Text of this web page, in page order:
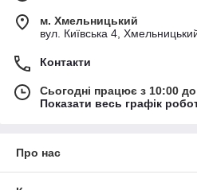
м. Хмельницький
вул. Київська 4,
Контакти
Сьогодні працює з 10:00
Показати весь графік
Про нас